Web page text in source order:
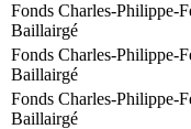
Fonds Charles-Philippe-
Baillairgé
Fonds Charles-Philippe-
Baillairgé
Fonds Charles-Philippe-
Baillairgé